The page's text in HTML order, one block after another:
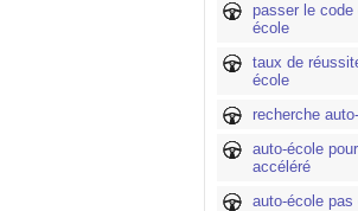
passer le code
école
taux de
école
recherche
auto-école
accéléré
auto-école pas